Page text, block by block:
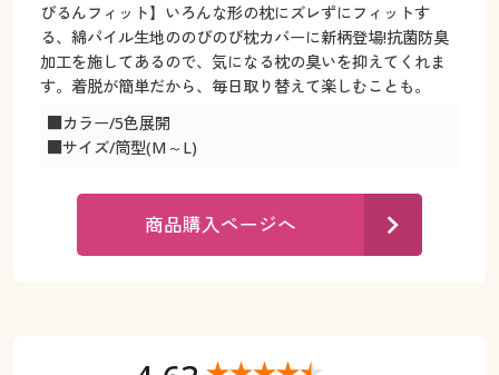
大きいサイズ 事務・制服
カタログ・チラシからのご注文
デジタルカタログ
カタログ無料プレゼント
会員メニュー
マイページ
デジタルカタログ
カタログ無料プレゼント
会員メニュー
閲覧履歴
びるんフィット】いろんな形の枕にズレずにフィットす
る、綿パイル生地ののびのび枕カバーに新柄登場!抗菌防臭
加工を施してあるので、気になる枕の臭いを抑えてくれま
す。着脱が簡単だから、毎日取り替えて楽しむことも。
■カラー/5色展開
■サイズ/筒型(M～L)
商品購入ページへ